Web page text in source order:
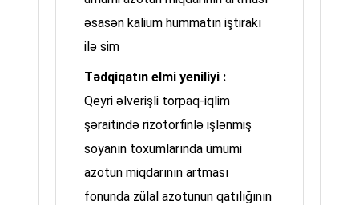
əsasən kalium hummatın iştirakı
ilə sim
Tədqiqatın elmi yeniliyi :
Qeyri əlverişli torpaq-iqlim
şəraitində rizotorfinlə işlənmiş
soyanın toxumlarında ümumi
azotun miqdarının artması
fonunda zülal azotunun qatılığının